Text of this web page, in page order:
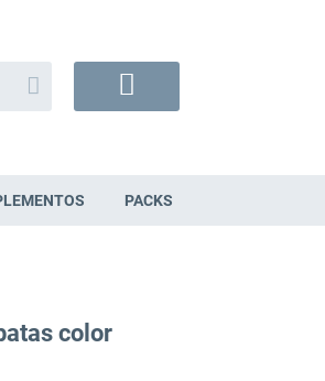
Buscar
PACKS
color